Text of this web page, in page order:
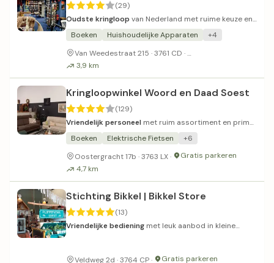
(29)
Oudste kringloop van Nederland met ruime keuze en
diverse locaties in Soest.
Boeken Huishoudelijke Apparaten
+4
Van Weedestraat 215 · 3761 CD ·
3,9 km
Kringloopwinkel Woord en Daad Soest
(129)
Vriendelijk personeel met ruim assortiment en prima
prijzen voor meubels en kleding.
Boeken Elektrische Fietsen
+6
Oostergracht 17b · 3763 LX ·
Gratis parkeren
4,7 km
Stichting Bikkel | Bikkel Store
(13)
Vriendelijke bediening met leuk aanbod in kleine
Veldweg 2d · 3764 CP ·
Gratis parkeren